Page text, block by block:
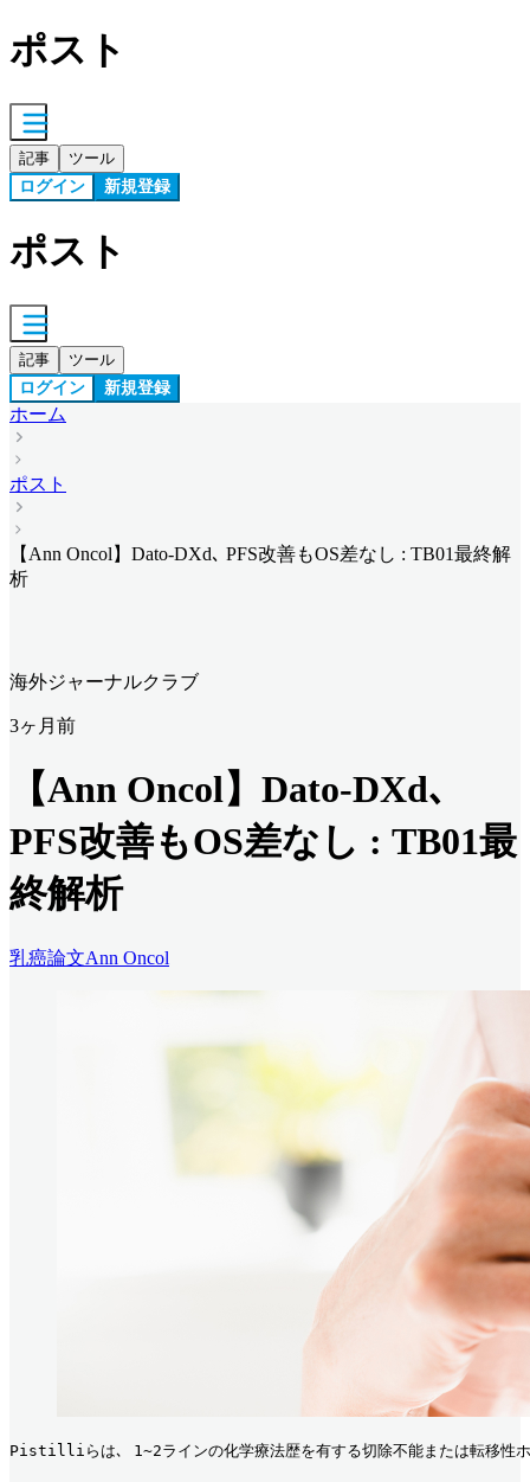
ポスト
記事 ツール
ログイン 新規登録
ポスト
記事 ツール
ログイン 新規登録
ホーム
ポスト
【Ann Oncol】Dato-DXd､ PFS改善もOS差なし : TB01最終解
析
海外ジャーナルクラブ
3ヶ月前
【Ann Oncol】Dato-DXd､
PFS改善もOS差なし : TB01最
終解析
乳癌論文Ann Oncol
Pistilliらは､ 1~2ラインの化学療法歴を有する切除不能または転移性